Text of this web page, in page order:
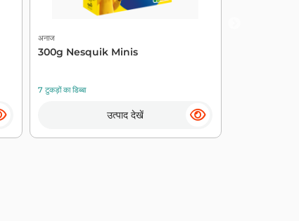
अनाज
300g Nesquik Minis
7 टुकड़ों का डिब्बा
उत्पाद देखें